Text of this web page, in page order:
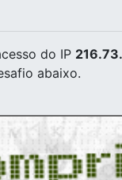
do IP
abaixo.